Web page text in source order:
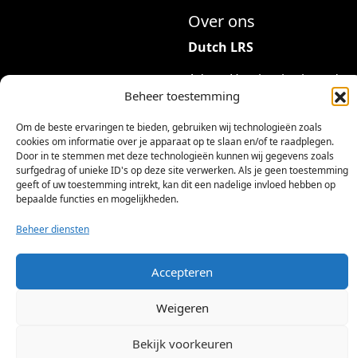
Beheer toestemming
Om de beste ervaringen te bieden, gebruiken wij technologieën zoals
cookies om informatie over je apparaat op te slaan en/of te raadplegen.
Door in te stemmen met deze technologieën kunnen wij gegevens zoals
surfgedrag of unieke ID's op deze site verwerken. Als je geen toestemming
geeft of uw toestemming intrekt, kan dit een nadelige invloed hebben op
bepaalde functies en mogelijkheden.
Beheer diensten
Accepteren
Weigeren
Bekijk voorkeuren
Over ons
Dutch LRS
Adres: Hambeukerboord
35
(geen bezoekadres)
info@dutchlrs.nl
+31 45 2123953